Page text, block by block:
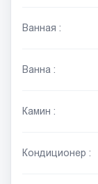
Ванная :
Ванна :
Камин :
Кондиционер :